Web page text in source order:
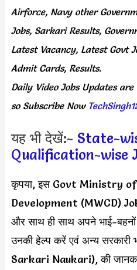
Airforce, Navy other
Jobs, Sarkari Results,
Latest Vacancy, Latest Govt
Admit Cards, Results.
Daily Video Jobs Updates are
so Subscribe Now
यह भी देखें:- State-
Qualification-wise
कृपया, इस Govt Ministry
Development (MWCD)
और साथ ही साथ अपने भाई-
उनकी हेल्प करें एवं अन्य सरकारी
Sarkari Naukari), की